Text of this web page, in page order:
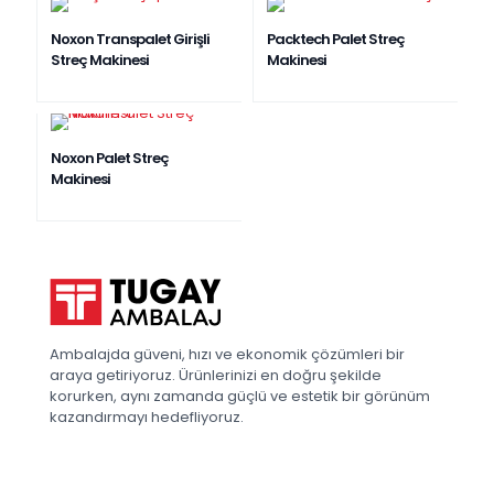
Noxon Transpalet Girişli
Streç Makinesi
Packtech Palet Streç
Makinesi
Noxon Palet Streç
Makinesi
Ambalajda güveni, hızı ve ekonomik çözümleri bir
araya getiriyoruz. Ürünlerinizi en doğru şekilde
korurken, aynı zamanda güçlü ve estetik bir görünüm
kazandırmayı hedefliyoruz.